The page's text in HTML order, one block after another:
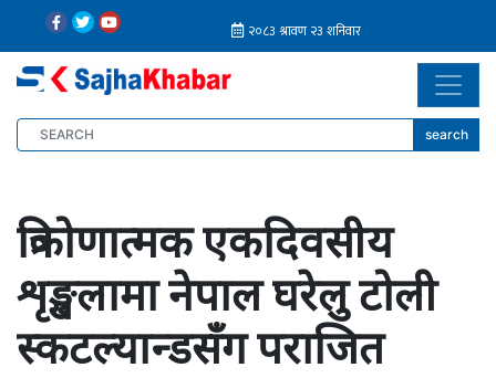
search
त्रिकोणात्मक एकदिवसीय
शृङ्खलामा नेपाल घरेलु टोली
स्कटल्यान्डसँग पराजित